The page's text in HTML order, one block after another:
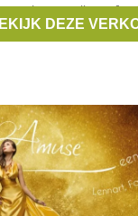
scherpe prijzen. Je
en bestek,
DEZE